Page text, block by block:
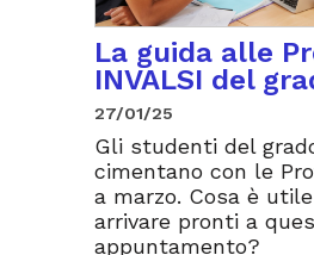
La guida alle
INVALSI del
27/01/25
Gli studenti del
cimentano con le
a marzo. Cosa è
arrivare pronti a
appuntamento?